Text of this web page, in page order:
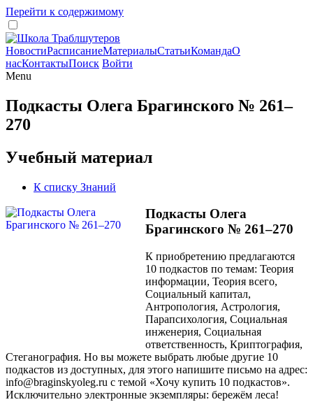
Перейти к содержимому
НовостиРасписаниеМатериалыСтатьиКомандаО
насКонтактыПоиск Войти
Menu
Подкасты Олега Брагинского № 261–
270
Учебный материал
К списку Знаний
Подкасты Олега
Брагинского № 261–270
К приобретению предлагаются
10 подкастов по темам: Теория
информации, Теория всего,
Социальный капитал,
Антропология, Астрология,
Парапсихология, Социальная
инженерия, Социальная
ответственность, Криптография,
Стеганография. Но вы можете выбрать любые другие 10
подкастов из доступных, для этого напишите письмо на адрес:
info@braginskyoleg.ru с темой «Хочу купить 10 подкастов».
Исключительно электронные экземпляры: бережём леса!